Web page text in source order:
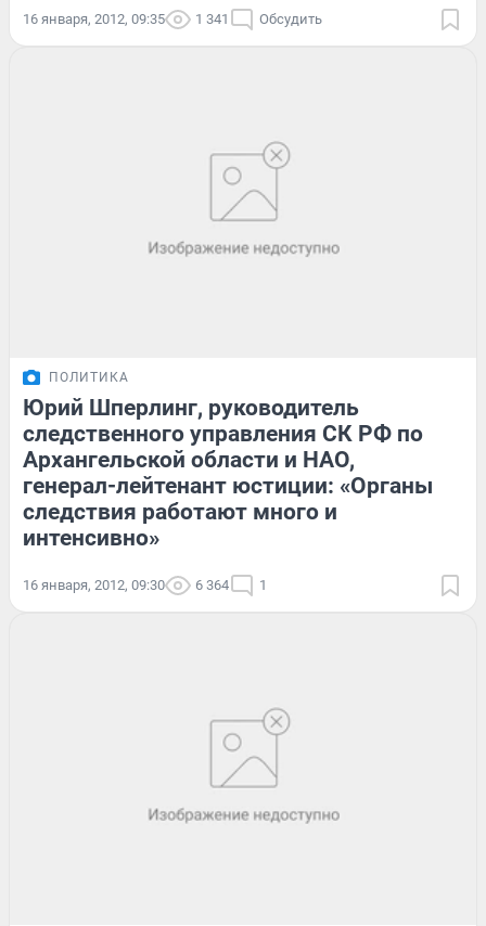
16 января, 2012, 09:35 1 341 Обсудить
ПОЛИТИКА
Юрий Шперлинг, руководитель
следственного управления СК РФ по
Архангельской области и НАО,
генерал-лейтенант юстиции: «Органы
следствия работают много и
интенсивно»
16 января, 2012, 09:30 6 364 1